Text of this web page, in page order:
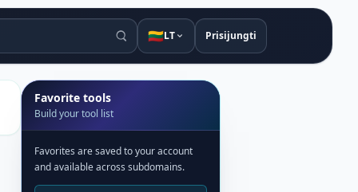
🇱🇹LT Prisijungti
Favorite tools
Build your tool list
Favorites are saved to your account
and available across subdomains.